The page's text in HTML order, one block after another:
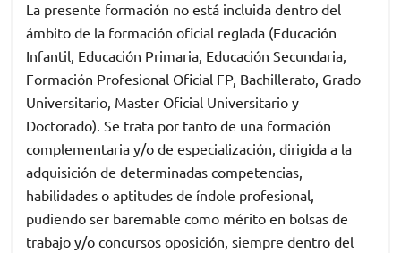
La presente formación no está incluida dentro del
ámbito de la formación oficial reglada (Educación
Infantil, Educación Primaria, Educación Secundaria,
Formación Profesional Oficial FP, Bachillerato, Grado
Universitario, Master Oficial Universitario y
Doctorado). Se trata por tanto de una formación
complementaria y/o de especialización, dirigida a la
adquisición de determinadas competencias,
habilidades o aptitudes de índole profesional,
pudiendo ser baremable como mérito en bolsas de
trabajo y/o concursos oposición, siempre dentro del